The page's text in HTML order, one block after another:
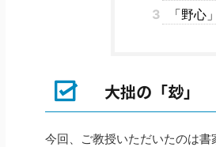
3
「野心
大拙の「玅」
今回、ご教授いただいたのは書